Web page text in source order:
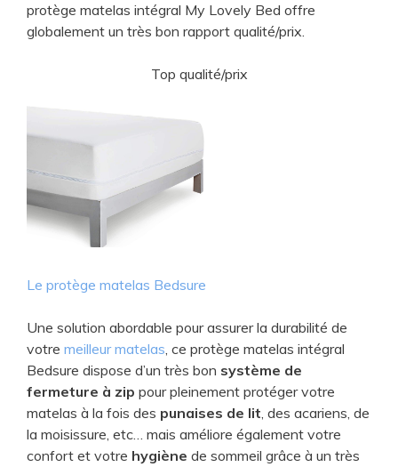
d
e
o
protège matelas intégral My Lovely Bed offre
globalement un très bon rapport qualité/prix.
Top qualité/prix
Le protège matelas Bedsure
Une solution abordable pour assurer la durabilité de
votre meilleur matelas, ce protège matelas intégral
Bedsure dispose d’un très bon système de
fermeture à zip pour pleinement protéger votre
matelas à la fois des punaises de lit, des acariens, de
la moisissure, etc… mais améliore également votre
confort et votre hygiène de sommeil grâce à un très